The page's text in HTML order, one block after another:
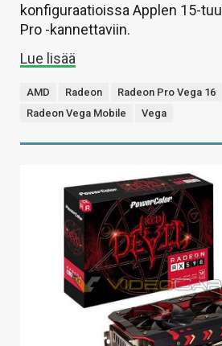
konfiguraatioissa Applen 15-
Pro -kannettaviin.
Lue lisää
AMD Radeon Radeon Pro Vega 16
Radeon Vega Mobile
Vega